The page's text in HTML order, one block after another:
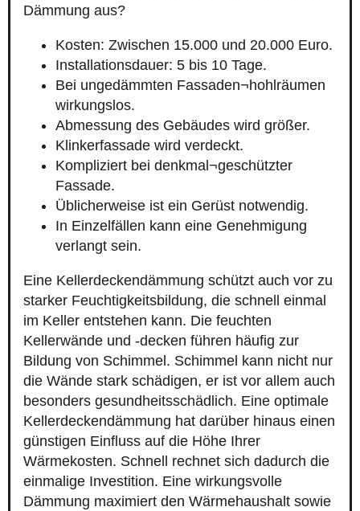
Dämmung aus?
Kosten: Zwischen 15.000 und 20.000 Euro.
Installationsdauer: 5 bis 10 Tage.
Bei ungedämmten Fassaden¬hohlräumen
wirkungslos.
Abmessung des Gebäudes wird größer.
Klinkerfassade wird verdeckt.
Kompliziert bei denkmal¬geschützter
Fassade.
Üblicherweise ist ein Gerüst notwendig.
In Einzelfällen kann eine Genehmigung
verlangt sein.
Eine Kellerdeckendämmung schützt auch vor zu
starker Feuchtigkeitsbildung, die schnell einmal
im Keller entstehen kann. Die feuchten
Kellerwände und -decken führen häufig zur
Bildung von Schimmel. Schimmel kann nicht nur
die Wände stark schädigen, er ist vor allem auch
besonders gesundheitsschädlich. Eine optimale
Kellerdeckendämmung hat darüber hinaus einen
günstigen Einfluss auf die Höhe Ihrer
Wärmekosten. Schnell rechnet sich dadurch die
einmalige Investition. Eine wirkungsvolle
Dämmung maximiert den Wärmehaushalt sowie